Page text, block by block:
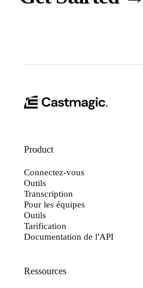
Product
Connectez-vous
Outils
Transcription
Pour les équipes
Outils
Tarification
Documentation de l'API
Ressources